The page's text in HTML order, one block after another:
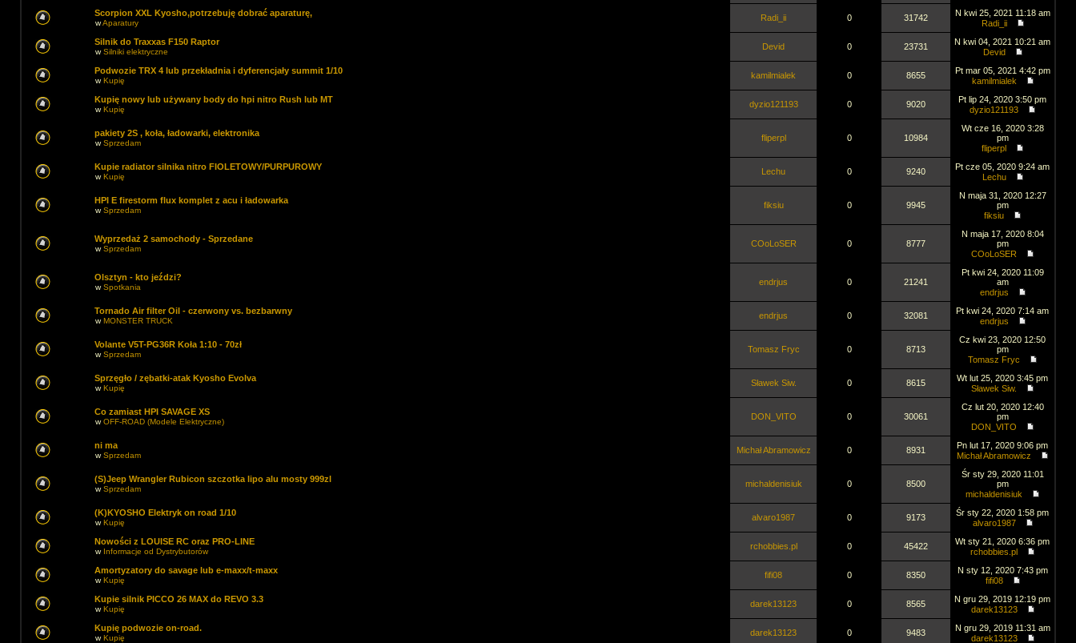
Scorpion XXL Kyosho,potrzebuję dobrać aparaturę,
wAparatury
Radi_ii 0 31742
N kwi 25, 2021 11:18 am
Radi_ii
Silnik do Traxxas F150 Raptor
wSilniki elektryczne
Devid 0 23731
N kwi 04, 2021 10:21 am
Devid
Podwozie TRX 4 lub przekładnia i dyferencjały summit 1/10
wKupię
kamilmialek 0 8655
Pt mar 05, 2021 4:42 pm
kamilmialek
Kupię nowy lub używany body do hpi nitro Rush lub MT
wKupię
dyzio121193 0 9020
Pt lip 24, 2020 3:50 pm
dyzio121193
pakiety 2S , koła, ładowarki, elektronika
wSprzedam
fliperpl 0 10984
Wt cze 16, 2020 3:28
pm
fliperpl
Kupie radiator silnika nitro FIOLETOWY/PURPUROWY
wKupię
Lechu 0 9240
Pt cze 05, 2020 9:24 am
Lechu
HPI E firestorm flux komplet z acu i ładowarka
wSprzedam
fiksiu 0 9945
N maja 31, 2020 12:27
pm
fiksiu
Wyprzedaż 2 samochody - Sprzedane
wSprzedam
COoLoSER 0 8777
N maja 17, 2020 8:04
pm
COoLoSER
Olsztyn - kto jeździ?
wSpotkania
endrjus 0 21241
Pt kwi 24, 2020 11:09
am
endrjus
Tornado Air filter Oil - czerwony vs. bezbarwny
wMONSTER TRUCK
endrjus 0 32081
Pt kwi 24, 2020 7:14 am
endrjus
Volante V5T-PG36R Koła 1:10 - 70zł
wSprzedam
Tomasz Fryc 0 8713
Cz kwi 23, 2020 12:50
pm
Tomasz Fryc
Sprzęgło / zębatki-atak Kyosho Evolva
wKupię
Sławek Siw. 0 8615
Wt lut 25, 2020 3:45 pm
Sławek Siw.
Co zamiast HPI SAVAGE XS
wOFF-ROAD (Modele Elektryczne)
DON_VITO 0 30061
Cz lut 20, 2020 12:40
pm
DON_VITO
ni ma
wSprzedam
Michał Abramowicz 0 8931
Pn lut 17, 2020 9:06 pm
Michał Abramowicz
(S)Jeep Wrangler Rubicon szczotka lipo alu mosty 999zl
wSprzedam
michaldenisiuk 0 8500
Śr sty 29, 2020 11:01
pm
michaldenisiuk
(K)KYOSHO Elektryk on road 1/10
wKupię
alvaro1987 0 9173
Śr sty 22, 2020 1:58 pm
alvaro1987
Nowości z LOUISE RC oraz PRO-LINE
w Informacje od Dystrybutorów
rchobbies.pl 0 45422
Wt sty 21, 2020 6:36 pm
rchobbies.pl
Amortyzatory do savage lub e-maxx/t-maxx
wKupię
fifi08 0 8350
N sty 12, 2020 7:43 pm
fifi08
Kupie silnik PICCO 26 MAX do REVO 3.3
wKupię
darek13123 0 8565
N gru 29, 2019 12:19 pm
darek13123
Kupię podwozie on-road.
wKupię
darek13123 0 9483
N gru 29, 2019 11:31 am
darek13123